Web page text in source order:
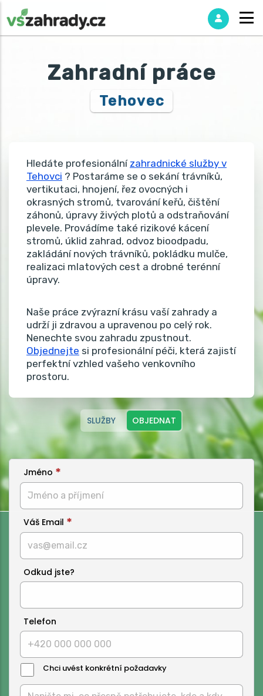
Zahradní práce
Tehovec
Hledáte profesionální zahradnické služby v
Tehovci ? Postaráme se o sekání trávníků,
vertikutaci, hnojení, řez ovocných i
okrasných stromů, tvarování keřů, čištění
záhonů, úpravy živých plotů a odstraňování
plevele. Provádíme také rizikové kácení
stromů, úklid zahrad, odvoz bioodpadu,
zakládání nových trávníků, pokládku mulče,
realizaci mlatových cest a drobné terénní
úpravy.
Naše práce zvýrazní krásu vaší zahrady a
udrží ji zdravou a upravenou po celý rok.
Nenechte svou zahradu zpustnout.
Objednejte si profesionální péči, která zajistí
perfektní vzhled vašeho venkovního
prostoru.
SLUŽBY OBJEDNAT
Jméno
Váš Email
Odkud jste?
Telefon
Chci uvést konkrétní požadavky